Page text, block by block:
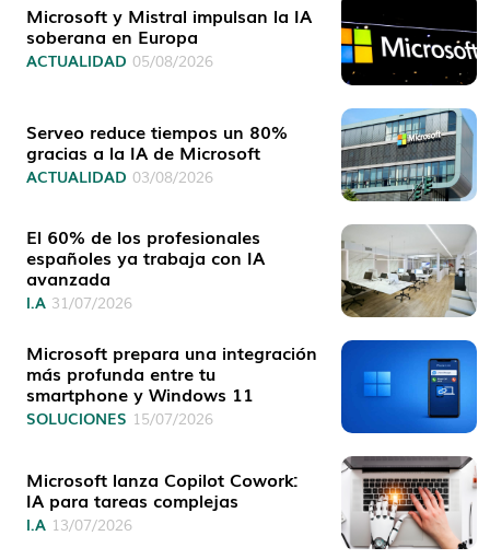
Microsoft y Mistral impulsan la IA
soberana en Europa
ACTUALIDAD 05/08/2026
Serveo reduce tiempos un 80%
gracias a la IA de Microsoft
ACTUALIDAD 03/08/2026
El 60% de los profesionales
españoles ya trabaja con IA
avanzada
I.A 31/07/2026
Microsoft prepara una integración
más profunda entre tu
smartphone y Windows 11
SOLUCIONES 15/07/2026
Microsoft lanza Copilot Cowork:
IA para tareas complejas
I.A 13/07/2026